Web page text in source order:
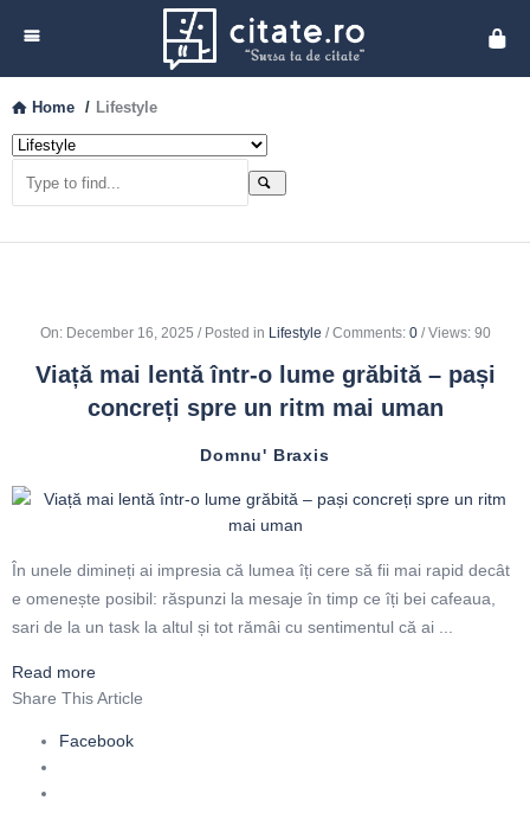
Home / Lifestyle
On: December 16, 2025 Posted in Lifestyle Comments: 0 Views: 90
Viață mai lentă într-o lume grăbită – pași
concreți spre un ritm mai uman
Domnu' Braxis
În unele dimineți ai impresia că lumea îți cere să fii mai rapid decât
e omenește posibil: răspunzi la mesaje în timp ce îți bei cafeaua,
sari de la un task la altul și tot rămâi cu sentimentul că ai ...
Read more
Share This Article
Facebook